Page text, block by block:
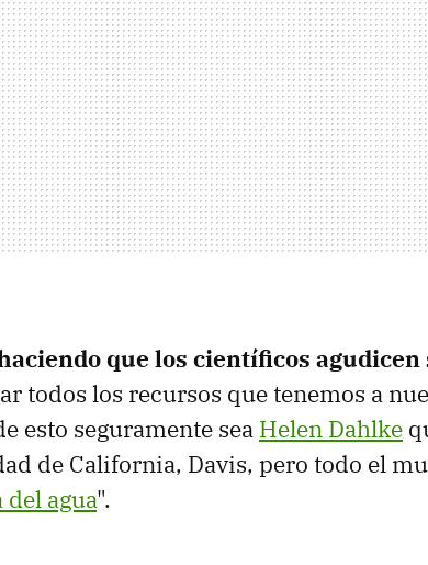
que los científicos
todos los recursos que tenemos a
esto seguramente sea Helen Dahlke
de California, Davis, pero todo el
agua".